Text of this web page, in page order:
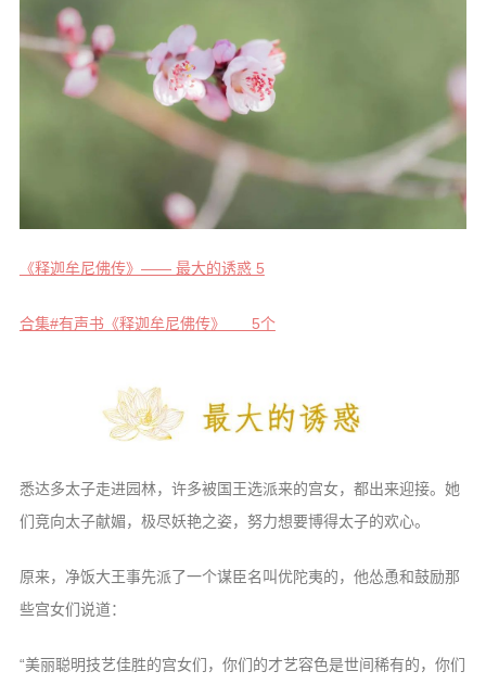
档案管理
道风建设
法音宣流
义工家园
菩提静修营
观自在禅修营
教理研究
学报论集
信息公告
《释迦牟尼佛传》—— 最大的诱惑 5
合集#有声书《释迦牟尼佛传》 5个
悉达多太子走进园林，许多被国王选派来的宫女，都出来迎接。她
们竞向太子献媚，极尽妖艳之姿，努力想要博得太子的欢心。
原来，净饭大王事先派了一个谋臣名叫优陀夷的，他怂恿和鼓励那
些宫女们说道：
“美丽聪明技艺佳胜的宫女们，你们的才艺容色是世间稀有的，你们